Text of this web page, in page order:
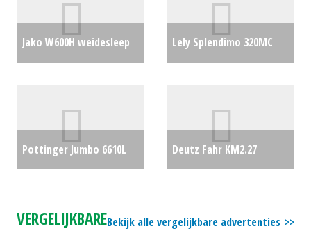
Jako W600H weidesleep
Lely Splendimo 320MC
Pottinger Jumbo 6610L
Deutz Fahr KM2.27
Bekijk alle vergelijkbare advertenties
VERGELIJKBARE